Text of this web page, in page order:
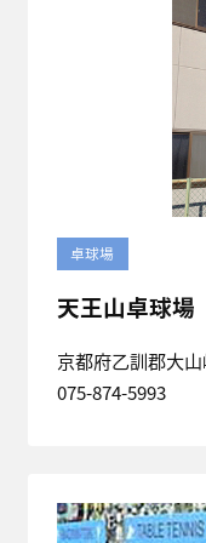
卓球場
天王山卓球場
京都府乙訓郡大
075-874-5993